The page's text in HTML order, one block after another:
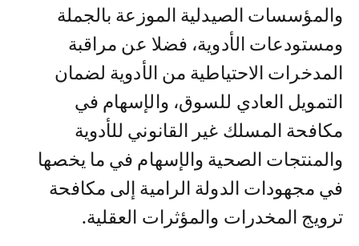
والمؤسسات الصيدلية الموزعة بالجملة
ومستودعات الأدوية، فضلا عن مراقبة
المدخرات الاحتياطية من الأدوية لضمان
التمويل العادي للسوق، والإسهام في
مكافحة المسلك غير القانوني للأدوية
والمنتجات الصحية والإسهام في ما يخصها
في مجهودات الدولة الرامية إلى مكافحة
ترويج المخدرات والمؤثرات العقلية.